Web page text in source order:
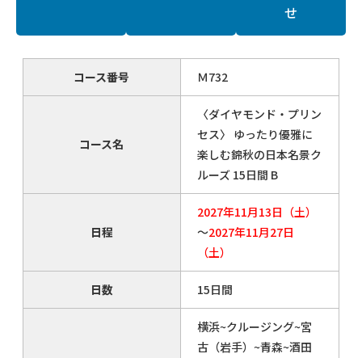
せ
コース番号 Ｍ732
コース名
〈ダイヤモンド・プリン
セス〉 ゆったり優雅に
楽しむ錦秋の日本名景ク
ルーズ 15日間 B
日程
2027年11月13日（土）
～2027年11月27日
（土）
日数 15日間
横浜~クルージング~宮
古（岩手）~青森~酒田